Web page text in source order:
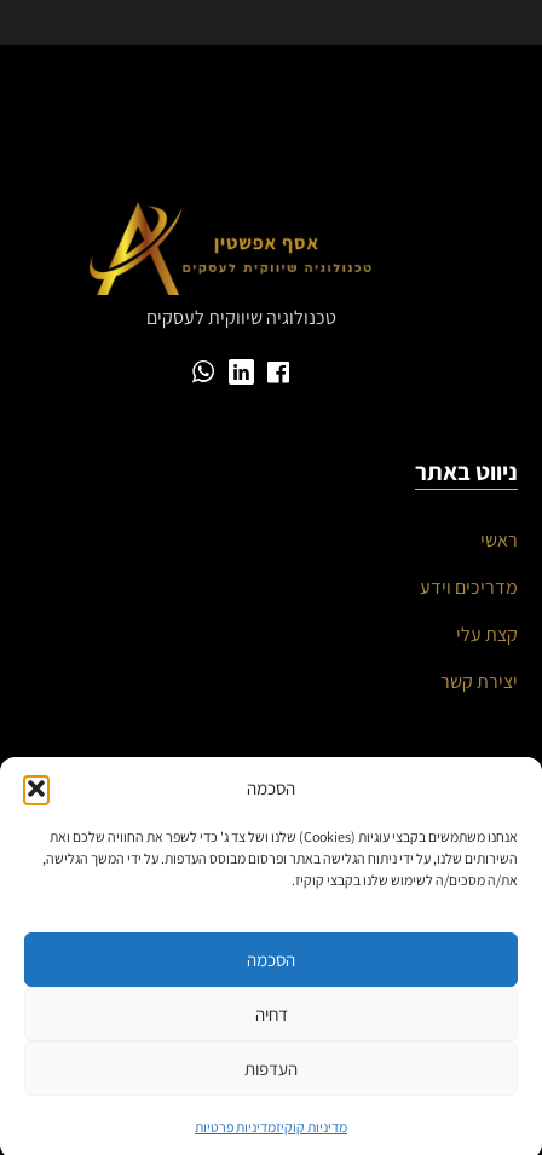
הסכמה
אנחנו משתמשים בקבצי עוגיות (Cookies) שלנו ושל צד ג' כדי לשפר את החוויה שלכם ואת
השירותים שלנו, על ידי ניתוח הגלישה באתר ופרסום מבוסס העדפות. על ידי המשך הגלישה,
את/ה מסכים/ה לשימוש שלנו בקבצי קוקיז.
הסכמה
דחיה
העדפות
מדיניות קוקיזמדיניות פרטיות
טכנולוגיה שיווקית לעסקים
ניווט באתר
ראשי
מדריכים וידע
קצת עלי
יצירת קשר
אוטומציה עסקית ואינטגרציות חכמות
בניית אתרים ומערכות תוכן
פתרונות לאתרי וורדפרס
מדיניות פרטיות|מדיניות קוקיז